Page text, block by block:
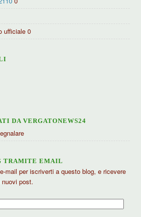
ufficiale 0
DA VERGATONEWS24
TRAMITE EMAIL
mail per iscriverti a questo blog, e ricevere
post.